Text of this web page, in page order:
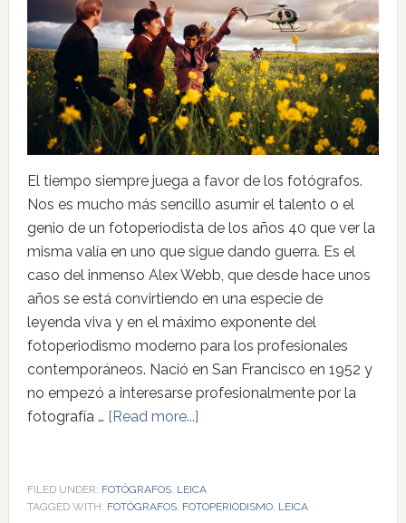
El tiempo siempre juega a favor de los fotógrafos.
Nos es mucho más sencillo asumir el talento o el
genio de un fotoperiodista de los años 40 que ver la
misma valía en uno que sigue dando guerra. Es el
caso del inmenso Alex Webb, que desde hace unos
años se está convirtiendo en una especie de
leyenda viva y en el máximo exponente del
fotoperiodismo moderno para los profesionales
contemporáneos. Nació en San Francisco en 1952 y
no empezó a interesarse profesionalmente por la
fotografía … [Read more...]
FILED UNDER: FOTÓGRAFOS, LEICA
TAGGED WITH: FOTÓGRAFOS, FOTOPERIODISMO, LEICA